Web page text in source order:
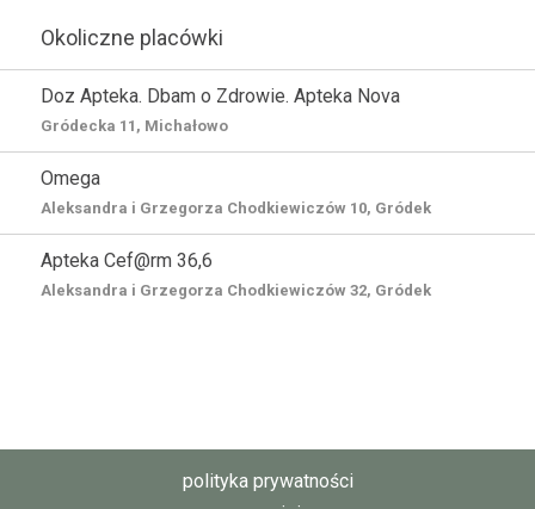
Okoliczne placówki
Doz Apteka. Dbam o Zdrowie. Apteka Nova
Gródecka 11, Michałowo
Omega
Aleksandra i Grzegorza Chodkiewiczów 10, Gródek
Apteka Cef@rm 36,6
Aleksandra i Grzegorza Chodkiewiczów 32, Gródek
polityka prywatności